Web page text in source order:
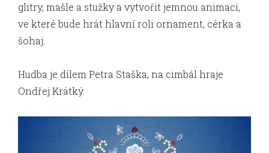
glitry, mašle a stužky a vytvořit jemnou animaci,
ve které bude hrát hlavní roli ornament, cérka a
šohaj.
Hudba je dílem Petra Staška, na cimbál hraje
Ondřej Krátký.